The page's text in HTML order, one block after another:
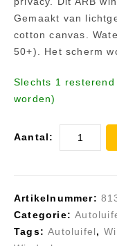
Gemaakt van
cotton canvas.
50+). Het scherm
Slechts 1
worden)
Aantal:
Artikelnummer:
Categorie:
Tags:Autoluifel,